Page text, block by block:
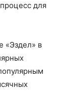
для
«Эздел» в